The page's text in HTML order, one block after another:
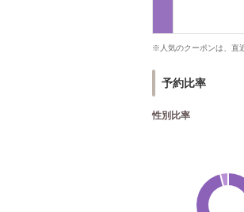
※人気のクーポンは、直
予約比率
性別比率